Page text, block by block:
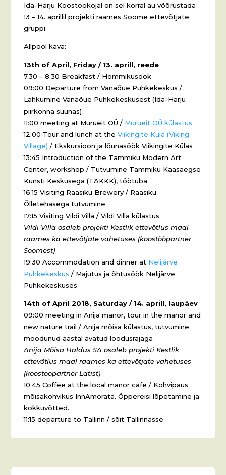
Ida-Harju Koostöökojal on sel korral au võõrustada
13 – 14. aprillil projekti raames Soome ettevõtjate
gruppi.
Allpool kava:
13th of April, Friday / 13. aprill, reede
7.30 – 8.30 Breakfast / Hommikusöök
09:00 Departure from Vanaõue Puhkekeskus /
Lahkumine Vanaõue Puhkekeskusest (Ida-Harju
piirkonna suunas)
11:00 meeting at Murueit OÜ / Murueit OÜ külastus
12:00 Tour and lunch at theViikingite Küla (Viking
Village) / Ekskursioon ja lõunasöök Viikingite Külas
13:45 Introduction of the Tammiku Modern Art
Center, workshop / Tutvumine Tammiku Kaasaegse
Kunsti Keskusega (TAKKK), töötuba
16:15 Visiting Raasiku Brewery / Raasiku
Õlletehasega tutvumine
17:15 Visiting Vildi Villa / Vildi Villa külastus
Vildi Villa osaleb projekti Kestlik ettevõtlus maal
raames ka ettevõtjate vahetuses (koostööpartner
Soomest)
19:30 Accommodation and dinner at Nelijärve
Puhkekeskus / Majutus ja õhtusöök Nelijärve
Puhkekeskuses
14th of April 2018, Saturday / 14. aprill, laupäev
09:00 meeting in Anija manor, tour in the manor and
new nature trail / Anija mõisa külastus, tutvumine
möödunud aastal avatud loodusrajaga
Anija Mõisa Haldus SA osaleb projekti Kestlik
ettevõtlus maal raames ka ettevõtjate vahetuses
(koostööpartner Lätist)
10:45 Coffee at the local manor cafe / Kohvipaus
mõisakohvikus InnAmorata. Õppereisi lõpetamine ja
kokkuvõtted.
11:15 departure to Tallinn / sõit Tallinnasse